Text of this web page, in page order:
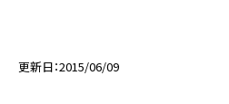
更新日 2015/06/09